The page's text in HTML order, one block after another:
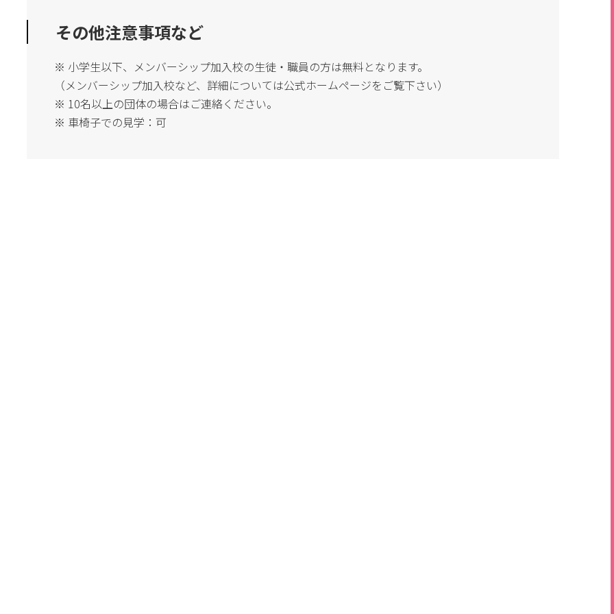
その他注意事項など
※ 小学生以下、メンバーシップ加入校の生徒・職員の方は無料となります。
（メンバーシップ加入校など、詳細については公式ホームページをご覧下さい）
※ 10名以上の団体の場合はご連絡ください。
※ 車椅子での見学：可